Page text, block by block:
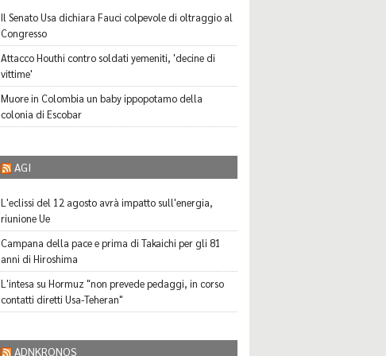
Il Senato Usa dichiara Fauci colpevole di oltraggio al
Congresso
Attacco Houthi contro soldati yemeniti, 'decine di
vittime'
Muore in Colombia un baby ippopotamo della
colonia di Escobar
AGI
L'eclissi del 12 agosto avrà impatto sull'energia,
riunione Ue
Campana della pace e prima di Takaichi per gli 81
anni di Hiroshima
L'intesa su Hormuz "non prevede pedaggi, in corso
contatti diretti Usa-Teheran"
ADNKRONOS